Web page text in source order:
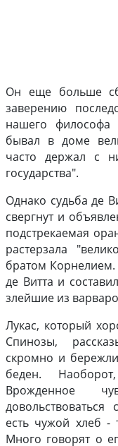
Он еще больше
заверению
нашего философа
бывал в доме
часто держал с
государства".
Однако судьба де
свергнут и
подстрекаемая
растерзала
братом
де Витта и
злейшие из
Лукас, который
Спинозы,
скромно и
беден.
Врожденное
есть чужой хлеб -
Много говорят о